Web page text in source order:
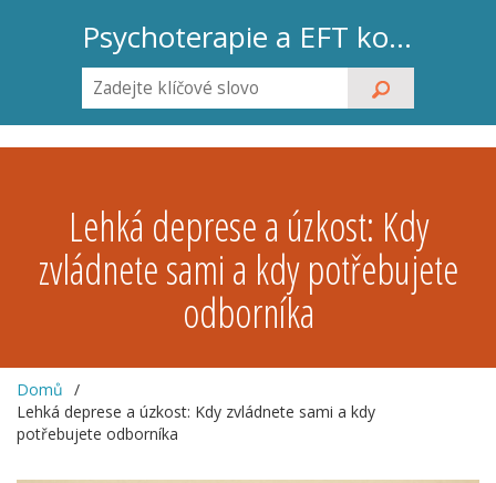
Psychoterapie a EFT koučink
Lehká deprese a úzkost: Kdy
zvládnete sami a kdy potřebujete
odborníka
Domů
Lehká deprese a úzkost: Kdy zvládnete sami a kdy
potřebujete odborníka